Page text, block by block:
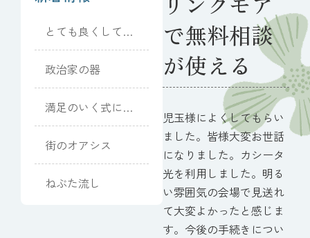
とても良くしてい
ただきました
政治家の器
満足のいく式にな
りました
街のオアシス
ねぶた流し
で無料相談
が使える
児玉様によくしてもらい
ました。皆様大変お世話
になりました。カシータ
光を利用しました。明る
い雰囲気の会場で見送れ
て大変よかったと感じま
す。今後の手続きについ